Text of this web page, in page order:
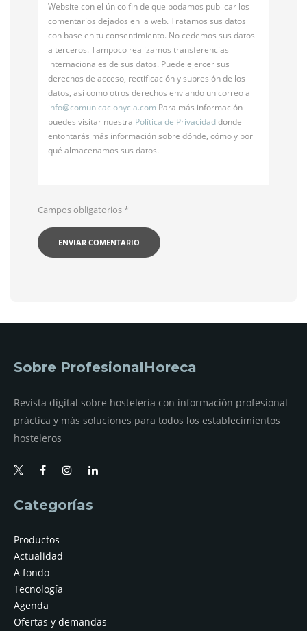
Website con el único fin de que podamos publicar los
comentarios dejados en la web. Tratamos sus datos
con base en tu consentimiento. No cedemos sus datos
a terceros. Tampoco realizamos transferencias
internacionales de sus datos. Puede ejercer sus
derechos de acceso, rectificación y supresión de los
datos, así como otros derechos enviando un correo a
info@comunicacionycia.com Para más información
puedes visitar nuestra Política de Privacidaddonde
entontarás más información sobre dónde, cómo y por
qué almacenamos sus datos.
Campos obligatorios*
Sobre ProfesionalHoreca
Revista digital sobre hostelería con información profesional
práctica y más soluciones para todos los establecimientos
hosteleros
Categorías
Productos
Actualidad
A fondo
Tecnología
Agenda
Ofertas y demandas